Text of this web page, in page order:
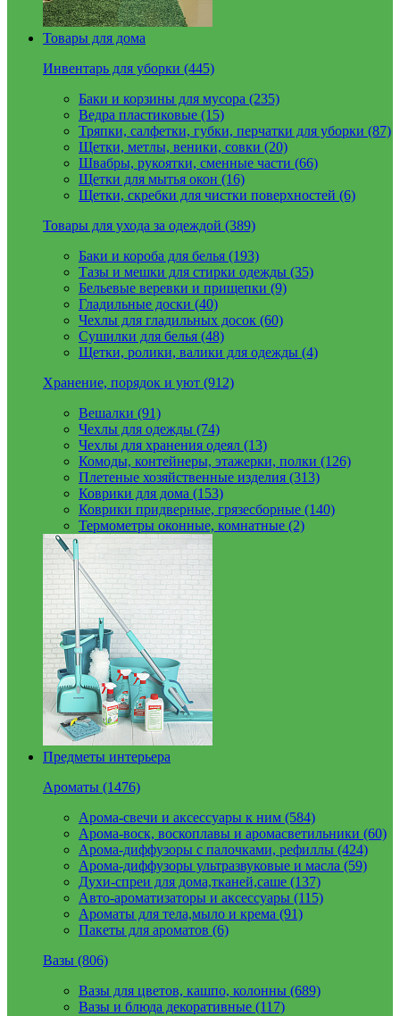
Товары для дома
Инвентарь для уборки (445)
Баки и корзины для мусора (235)
Ведра пластиковые (15)
Тряпки, салфетки, губки, перчатки для уборки (87)
Щетки, метлы, веники, совки (20)
Швабры, рукоятки, сменные части (66)
Щетки для мытья окон (16)
Щетки, скребки для чистки поверхностей (6)
Товары для ухода за одеждой (389)
Баки и короба для белья (193)
Тазы и мешки для стирки одежды (35)
Бельевые веревки и прищепки (9)
Гладильные доски (40)
Чехлы для гладильных досок (60)
Сушилки для белья (48)
Щетки, ролики, валики для одежды (4)
Хранение, порядок и уют (912)
Вешалки (91)
Чехлы для одежды (74)
Чехлы для хранения одеял (13)
Комоды, контейнеры, этажерки, полки (126)
Плетеные хозяйственные изделия (313)
Коврики для дома (153)
Коврики придверные, грязесборные (140)
Термометры оконные, комнатные (2)
Предметы интерьера
Ароматы (1476)
Арома-свечи и аксессуары к ним (584)
Арома-воск, воскоплавы и аромасветильники (60)
Арома-диффузоры с палочками, рефиллы (424)
Арома-диффузоры ультразвуковые и масла (59)
Духи-спреи для дома,тканей,саше (137)
Авто-ароматизаторы и аксессуары (115)
Ароматы для тела,мыло и крема (91)
Пакеты для ароматов (6)
Вазы (806)
Вазы для цветов, кашпо, колонны (689)
Вазы и блюда декоративные (117)